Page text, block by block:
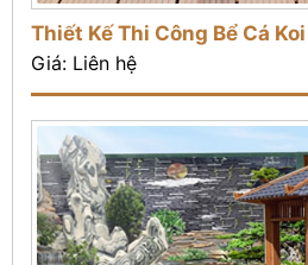
Thiết Kế Thi Công Bể Cá
Giá: Liên hệ